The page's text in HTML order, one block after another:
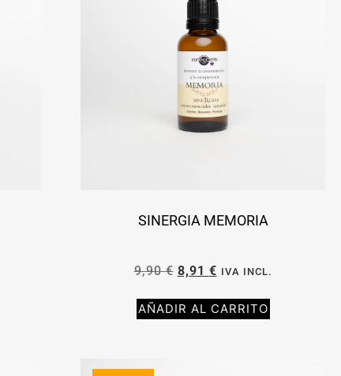
SINERGIA MEMORIA
9,90€ 8,91 € IVA INCL.
AÑADIR AL CARRITO